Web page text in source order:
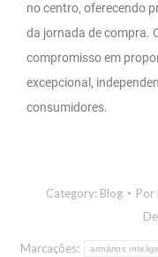
no centro, oferecendo
da jornada de compra.
compromisso em
excepcional,
consumidores.
Category: Blog Por
Marcações: armários